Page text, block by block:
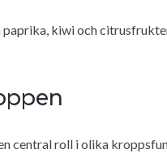
paprika, kiwi och
central roll i olika